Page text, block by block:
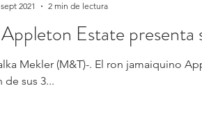
Estate presenta
Mekler (M&T)-. El ron jamaiquino
de sus 3...
2021
2 min de lectura